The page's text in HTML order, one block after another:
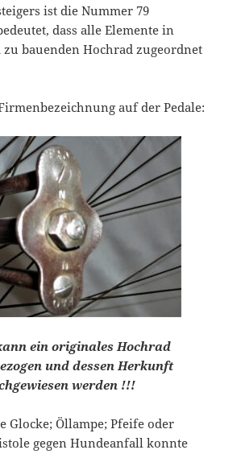
ist die Nummer 79
dass alle Elemente in
bauenden Hochrad zugeordnet
auf der Pedale:
ein originales Hochrad
und dessen Herkunft
werden !!!
Glocke; Öllampe; Pfeife oder
gegen Hundeanfall konnte